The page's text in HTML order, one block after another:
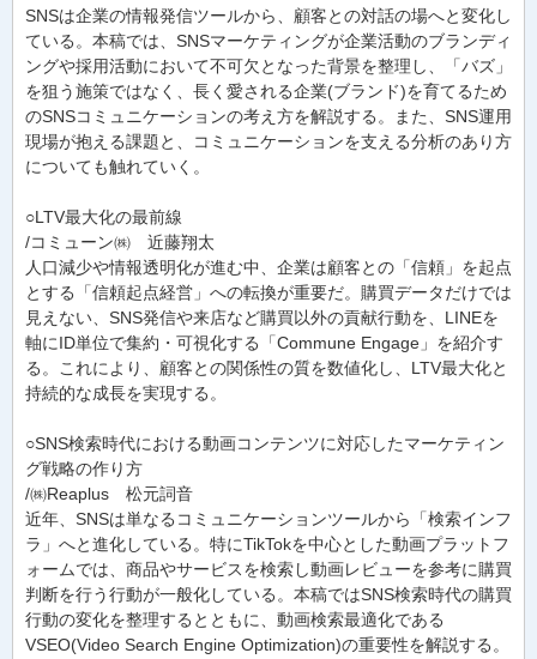
SNSは企業の情報発信ツールから、顧客との対話の場へと変化し
ている。本稿では、SNSマーケティングが企業活動のブランディ
ングや採用活動において不可欠となった背景を整理し、「バズ」
を狙う施策ではなく、長く愛される企業(ブランド)を育てるため
のSNSコミュニケーションの考え方を解説する。また、SNS運用
現場が抱える課題と、コミュニケーションを支える分析のあり方
についても触れていく。
○LTV最大化の最前線
/コミューン㈱ 近藤翔太
人口減少や情報透明化が進む中、企業は顧客との「信頼」を起点
とする「信頼起点経営」への転換が重要だ。購買データだけでは
見えない、SNS発信や来店など購買以外の貢献行動を、LINEを
軸にID単位で集約・可視化する「Commune Engage」を紹介す
る。これにより、顧客との関係性の質を数値化し、LTV最大化と
持続的な成長を実現する。
○SNS検索時代における動画コンテンツに対応したマーケティン
グ戦略の作り方
/㈱Reaplus 松元詞音
近年、SNSは単なるコミュニケーションツールから「検索インフ
ラ」へと進化している。特にTikTokを中心とした動画プラットフ
ォームでは、商品やサービスを検索し動画レビューを参考に購買
判断を行う行動が一般化している。本稿ではSNS検索時代の購買
行動の変化を整理するとともに、動画検索最適化である
VSEO(Video Search Engine Optimization)の重要性を解説する。